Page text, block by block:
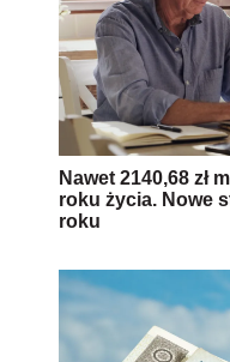
Nawet 2140,68 zł
roku życia. Nowe
roku